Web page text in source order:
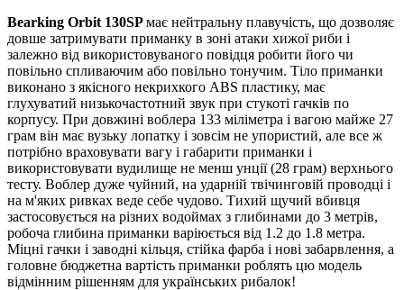
Bearking Orbit 130SPмає нейтральну плавучість, що дозволяє
довше затримувати приманку в зоні атаки хижої риби і
залежно від використовуваного повідця робити його чи
повільно спливаючим або повільно тонучим. Тіло приманки
виконано з якісного некрихкого ABS пластику, має
глухуватий низькочастотний звук при стукоті гачків по
корпусу. При довжині воблера 133 міліметра і вагою майже 27
грам він має вузьку лопатку і зовсім не упористий, але все ж
потрібно враховувати вагу і габарити приманки і
використовувати вудилище не менш унції (28 грам) верхнього
тесту. Воблер дуже чуйний, на ударній твічинговій проводці і
на м'яких ривках веде себе чудово. Тихий щучий вбивця
застосовується на різних водоймах з глибинами до 3 метрів,
робоча глибина приманки варіюється від 1.2 до 1.8 метра.
Міцні гачки і заводні кільця, стійка фарба і нові забарвлення, а
головне бюджетна вартість приманки роблять цю модель
відмінним рішенням для українських рибалок!